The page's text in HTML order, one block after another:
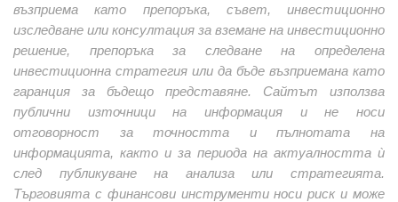
възприема като препоръка, съвет, инвестиционно
изследване или консултация за вземане на инвестиционно
решение, препоръка за следване на определена
инвестиционна стратегия или да бъде възприемана като
гаранция за бъдещо представяне. Сайтът използва
публични източници на информация и не носи
отговорност за точността и пълнотата на
информацията, както и за периода на актуалността ѝ
след публикуване на анализа или стратегията.
Търговията с финансови инструменти носи риск и може